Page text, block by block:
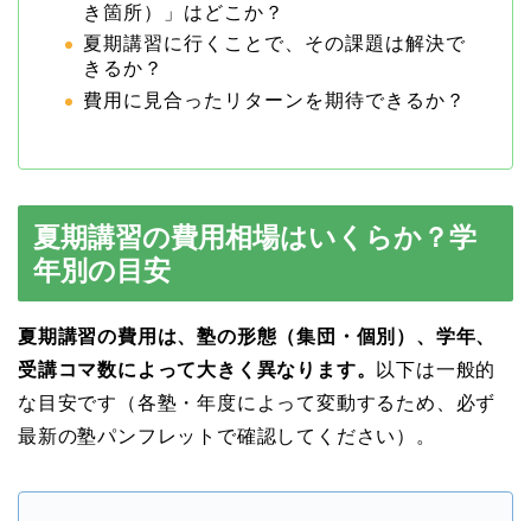
き箇所）」はどこか？
夏期講習に行くことで、その課題は解決で
きるか？
費用に見合ったリターンを期待できるか？
夏期講習の費用相場はいくらか？学
年別の目安
夏期講習の費用は、塾の形態（集団・個別）、学年、
受講コマ数によって大きく異なります。
以下は一般的
な目安です（各塾・年度によって変動するため、必ず
最新の塾パンフレットで確認してください）。